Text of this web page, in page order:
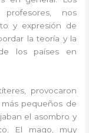
nos
y expresión de
la teoría y la
los países en
provocaron
pequeños de
el asombro y
El mago, muy